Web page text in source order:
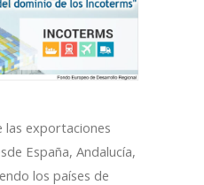
las exportaciones
España, Andalucía,
los países de